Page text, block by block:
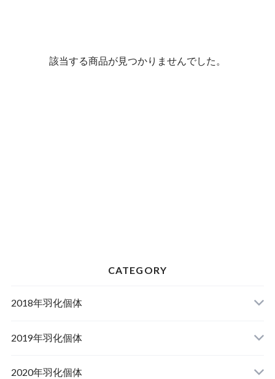
該当する商品が見つかりませんでした。
CATEGORY
2018年羽化個体
2019年羽化個体
山梨県韮崎市産オオクワガタ
2020年羽化個体